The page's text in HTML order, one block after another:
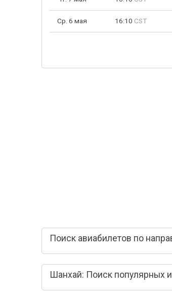
Ср. 6 мая 16:10 CST
Поиск авиабилетов по
Шанхай: Поиск популярных